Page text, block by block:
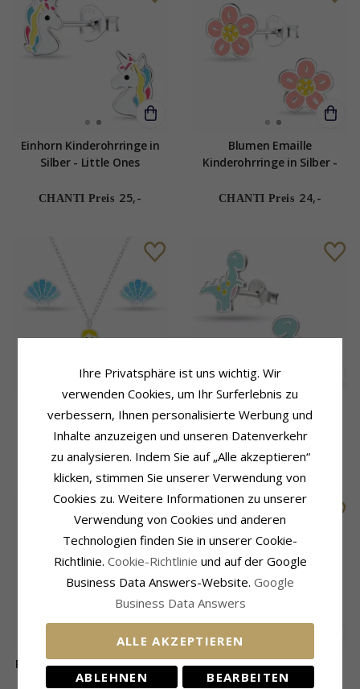
Einhorn Kinderohrringe in
Silber - Little Ones
CHANTI Preis 25,-
Blumen Emaille
Kinderohrringe in Silber -
CHANTI Preis 24,-
Ohrringe und Halskette in
Silber blauem Emaille
weißem Emaille schwarz
Emaille gelbem Emaille pink
Emaille - Little Ones
CHANTI Preis 61,-
Silber - Little Ones
CHANTI Preis 25,-
Pinguin Ohrstecker in Silber
- Little Ones
Affe Ohrringe in Silber -
Little Ones
Ihre Privatsphäre ist uns wichtig. Wir
verwenden Cookies, um Ihr Surferlebnis zu
verbessern, Ihnen personalisierte Werbung und
Inhalte anzuzeigen und unseren Datenverkehr
zu analysieren. Indem Sie auf „Alle akzeptieren“
klicken, stimmen Sie unserer Verwendung von
Cookies zu. Weitere Informationen zu unserer
Verwendung von Cookies und anderen
Technologien finden Sie in unserer Cookie-
Richtlinie. Cookie-Richtlinie und auf der Google
Business Data Answers-Website. Google
Business Data Answers
ALLE AKZEPTIEREN
ABLEHNEN BEARBEITEN